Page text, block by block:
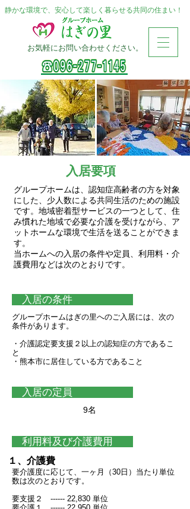
静かな環境で、安心して楽しく暮らせる共同の住まい！
お気軽にお問い合わせください。
入居要項
グループホームは、認知症高齢者の方を対象
にした、少人数による共同生活のための施設
です。地域密着型サービスの一つとして、住
み慣れた地域で必要な介護を受けながら、ア
ットホームな環境で生活を送ることができま
す。
当ホームへの入居の条件や定員、利用料・介
護費用などは次のとおりです。
入居の条件
グループホームはぎの里へのご入居には、次の
条件があります。
​・介護認定要支援２以上の認知症の方であるこ
と
​・熊本市に居住している方であること
入居の定員
9名
利用料及び介護費用
１、介護費
１
要介護度に応じて、一ヶ月（30日）当たり単位
数は次のとおりです。
要支援２ ------ 22,830 単位